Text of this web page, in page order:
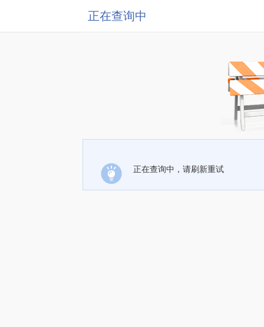
正在查询中
正在查询中，请刷新重试